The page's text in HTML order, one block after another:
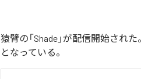
猿臂の「Shade」が配信開始され
となっている。